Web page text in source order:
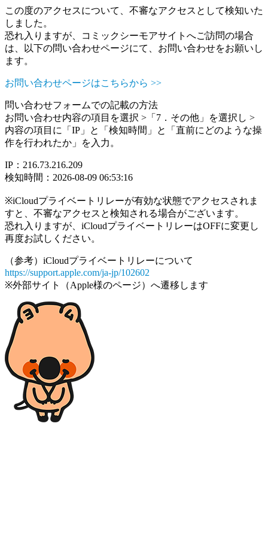
この度のアクセスについて、不審なアクセスとして検知いた
しました。
恐れ入りますが、コミックシーモアサイトへご訪問の場合
は、以下の問い合わせページにて、お問い合わせをお願いし
ます。
お問い合わせページはこちらから >>
問い合わせフォームでの記載の方法
お問い合わせ内容の項目を選択 >「7．その他」を選択し >
内容の項目に「IP」と「検知時間」と「直前にどのような操
作を行われたか」を入力。
IP：216.73.216.209
検知時間：2026-08-09 06:53:16
※iCloudプライベートリレーが有効な状態でアクセスされま
すと、不審なアクセスと検知される場合がございます。
恐れ入りますが、iCloudプライベートリレーはOFFに変更し
再度お試しください。
（参考）iCloudプライベートリレーについて
https://support.apple.com/ja-jp/102602
※外部サイト（Apple様のページ）へ遷移します